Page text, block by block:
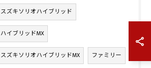
スズキソリオハイブリッド
ハイブリッドMX
スズキソリオハイブリッドMX ファミリー